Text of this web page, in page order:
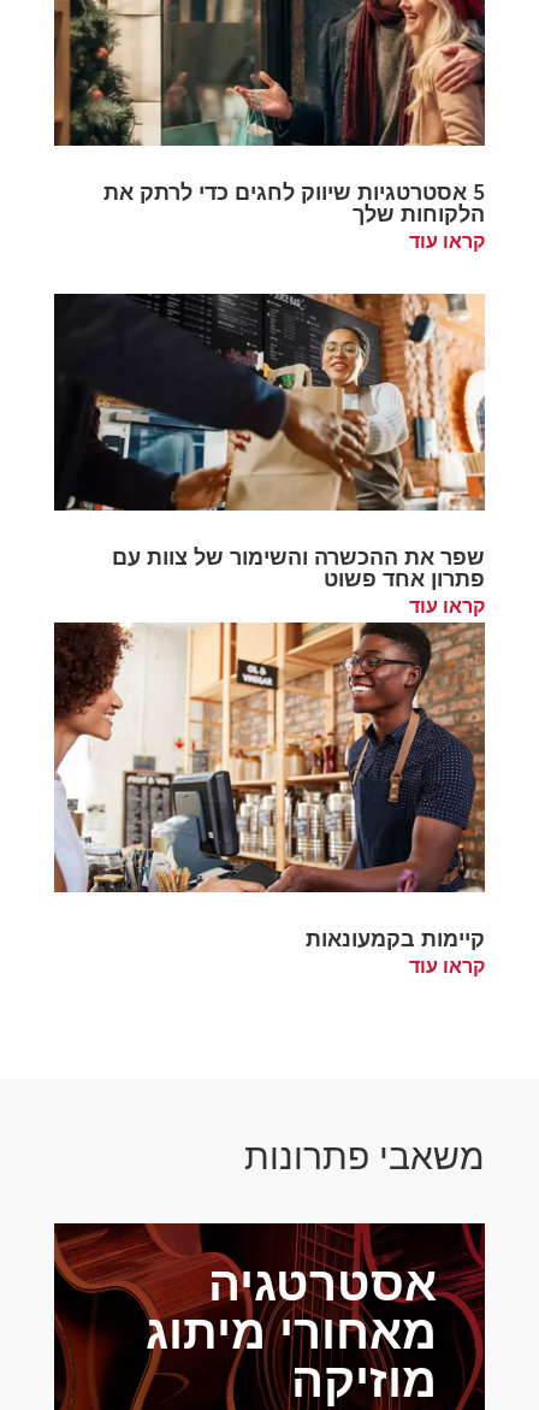
5 אסטרטגיות שיווק לחגים כדי לרתק את
הלקוחות שלך
קראו עוד
שפר את ההכשרה והשימור של צוות עם
פתרון אחד פשוט
קראו עוד
קיימות בקמעונאות
קראו עוד
משאבי פתרונות
אסטרטגיה
מאחורי מיתוג
מוזיקה